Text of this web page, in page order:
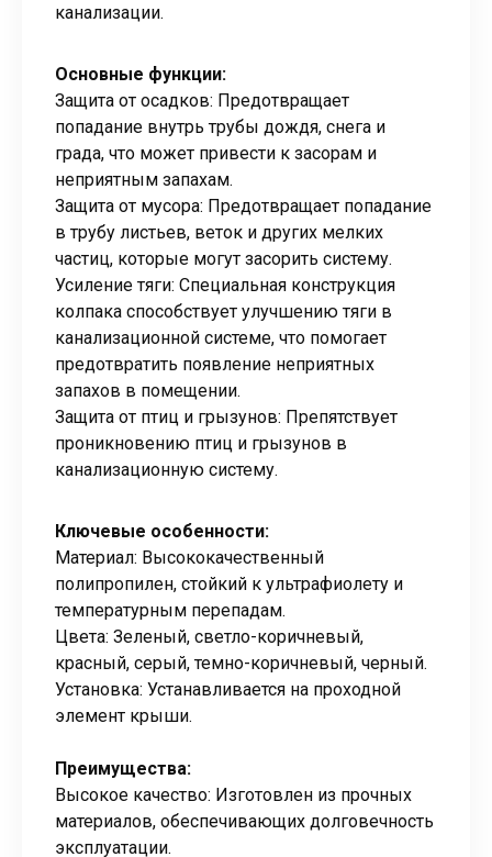
канализации.
Основные функции:
Защита от осадков: Предотвращает
попадание внутрь трубы дождя, снега и
града, что может привести к засорам и
неприятным запахам.
Защита от мусора: Предотвращает попадание
в трубу листьев, веток и других мелких
частиц, которые могут засорить систему.
Усиление тяги: Специальная конструкция
колпака способствует улучшению тяги в
канализационной системе, что помогает
предотвратить появление неприятных
запахов в помещении.
Защита от птиц и грызунов: Препятствует
проникновению птиц и грызунов в
канализационную систему.
Ключевые особенности:
Материал: Высококачественный
полипропилен, стойкий к ультрафиолету и
температурным перепадам.
Цвета: Зеленый, светло-коричневый,
красный, серый, темно-коричневый, черный.
Установка: Устанавливается на проходной
элемент крыши.
Преимущества:
Высокое качество: Изготовлен из прочных
материалов, обеспечивающих долговечность
эксплуатации.